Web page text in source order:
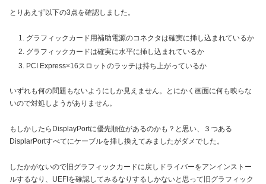
とりあえず以下の3点を確認しました。
グラフィックカード用補助電源のコネクタは確実に挿し込まれているか
グラフィックカードは確実に水平に挿し込まれているか
PCI Express×16スロットのラッチは持ち上がっているか
いずれも何の問題もないようにしか見えません。とにかく画面に何も映らな
いので対処しようがありません。
もしかしたらDisplayPortに優先順位があるのかも？と思い、３つある
DisplarPortすべてにケーブルを挿し換えてみましたがダメでした。
したかがないので旧グラフィックカードに戻しドライバーをアンインストー
ルするなり、UEFIを確認してみるなりするしかないと思って旧グラフィック